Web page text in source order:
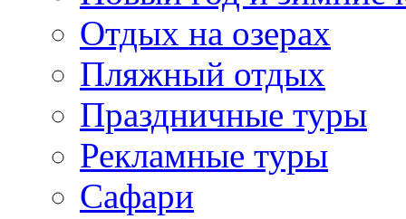
Отдых на озерах
Пляжный отдых
Праздничные туры
Рекламные туры
Сафари